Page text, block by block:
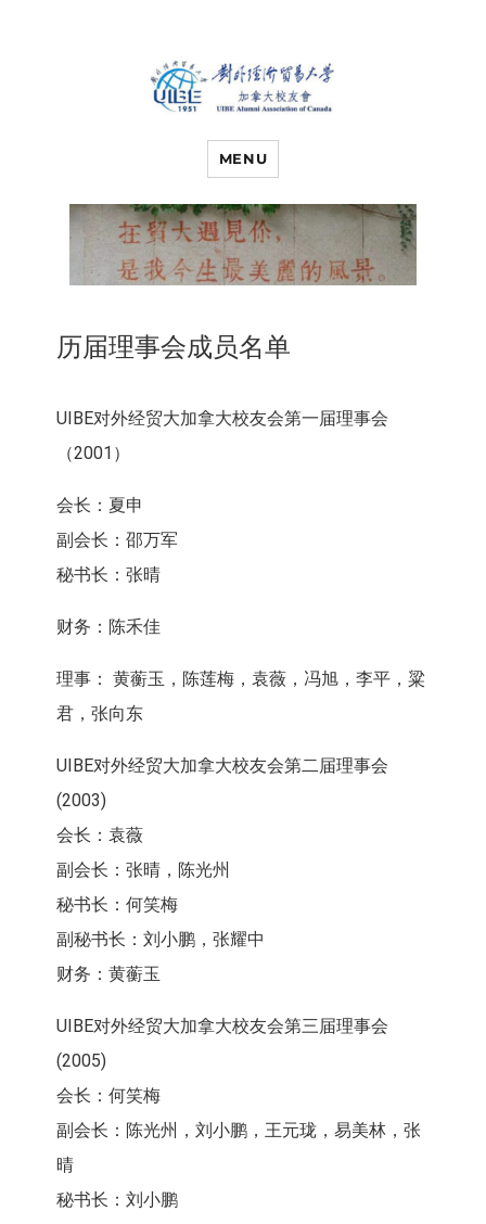
对外经济贸易
大学加拿大校
友会
MENU
历届理事会成员名单
UIBE对外经贸大加拿大校友会第一届理事会
（2001）
会长：夏申
副会长：邵万军
秘书长：张晴
财务：陈禾佳
理事： 黄蘅玉，陈莲梅，袁薇，冯旭，李平，粱
君，张向东
UIBE对外经贸大加拿大校友会第二届理事会
(2003)
会长：袁薇
副会长：张晴，陈光州
秘书长：何笑梅
副秘书长：刘小鹏，张耀中
财务：黄蘅玉
UIBE对外经贸大加拿大校友会第三届理事会
(2005)
会长：何笑梅
副会长：陈光州，刘小鹏，王元珑，易美林，张
晴
秘书长：刘小鹏